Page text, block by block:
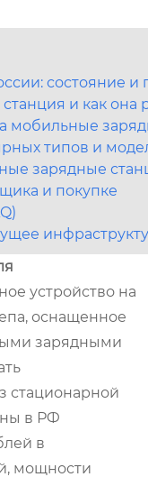
состояние и
и как она
типов и
зарядные
и покупке
устройство на
оснащенное
зарядными
стационарной
в РФ
в
мощности